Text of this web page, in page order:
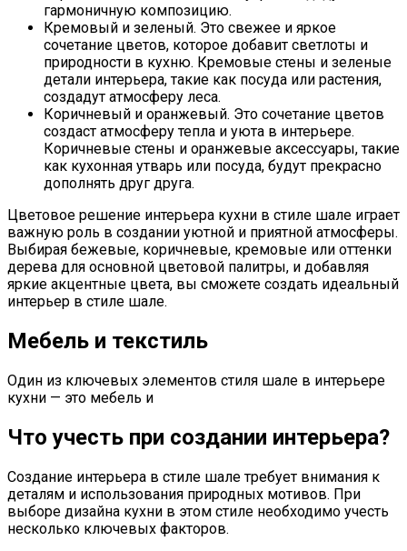
гармоничную композицию.
Кремовый и зеленый. Это свежее и яркое
сочетание цветов, которое добавит светлоты и
природности в кухню. Кремовые стены и зеленые
детали интерьера, такие как посуда или растения,
создадут атмосферу леса.
Коричневый и оранжевый. Это сочетание цветов
создаст атмосферу тепла и уюта в интерьере.
Коричневые стены и оранжевые аксессуары, такие
как кухонная утварь или посуда, будут прекрасно
дополнять друг друга.
Цветовое решение интерьера кухни в стиле шале играет
важную роль в создании уютной и приятной атмосферы.
Выбирая бежевые, коричневые, кремовые или оттенки
дерева для основной цветовой палитры, и добавляя
яркие акцентные цвета, вы сможете создать идеальный
интерьер в стиле шале.
Мебель и текстиль
Один из ключевых элементов стиля шале в интерьере
кухни — это мебель и
Что учесть при создании интерьера?
Создание интерьера в стиле шале требует внимания к
деталям и использования природных мотивов. При
выборе дизайна кухни в этом стиле необходимо учесть
несколько ключевых факторов.